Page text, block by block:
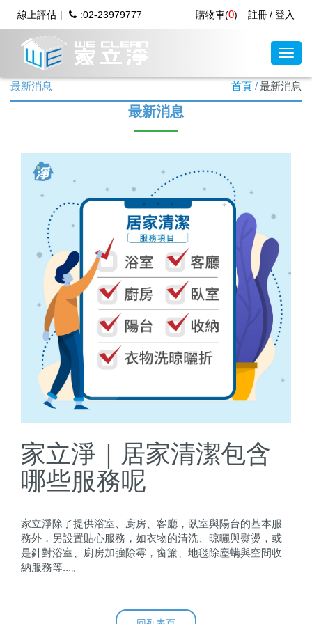
線上評估 :02-23979777 註冊 登入
購物車(0)
最新消息 首頁 最新消息
最新消息
家立淨｜居家清潔包含
哪些服務呢
家立淨除了提供浴室、廚房、客廳，臥室與陽台的基本服
務外，另設置貼心服務，如衣物的清洗、晾曬與熨燙，或
是針對浴室、廚房加強除霉，窗簾、地毯除塵螨與空間收
納服務等...。